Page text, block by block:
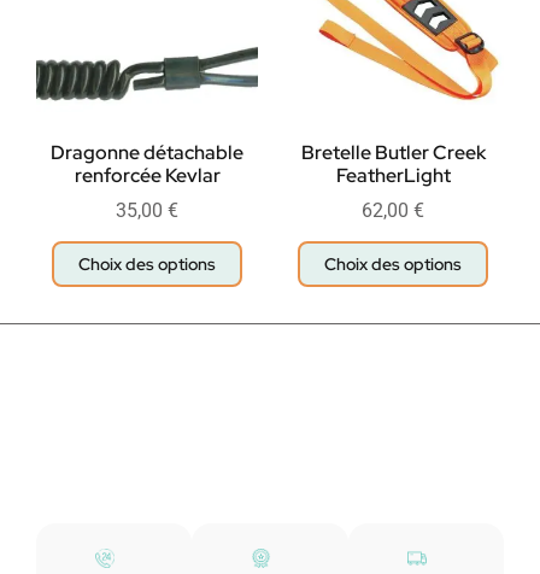
Dragonne détachable
renforcée Kevlar
35,00 €
Choix des options
Bretelle Butler Creek
FeatherLight
62,00 €
Choix des options